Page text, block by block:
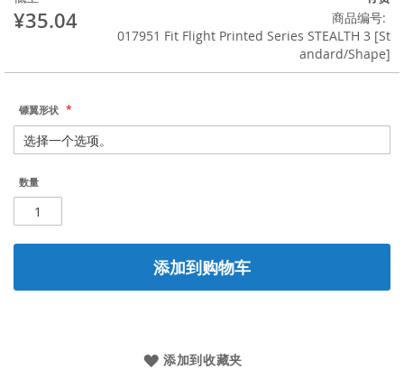
¥35.04
商品编号
017951 Fit Flight Printed Series STEALTH 3 [St
andard/Shape]
镖翼形状
数量
添加到购物车
添加到收藏夹
的
开